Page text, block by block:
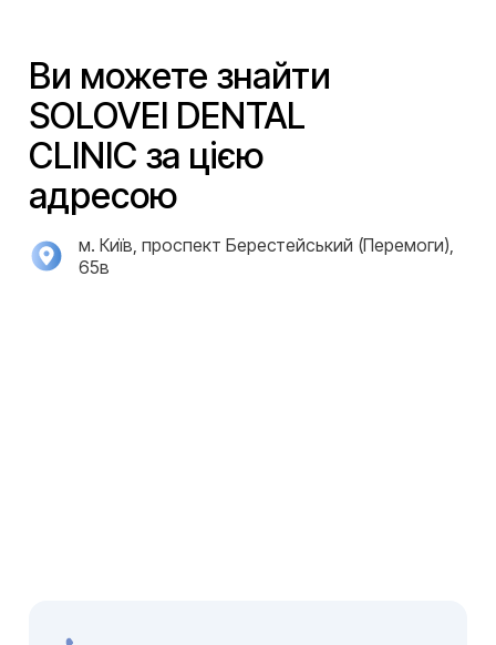
Ви можете знайти
SOLOVEI DENTAL
CLINIC за цією
адресою
м. Київ, проспект Берестейський (Перемоги),
65в